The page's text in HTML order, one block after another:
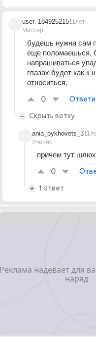
user_184925215
Мастер
11лет
будешь нужна сам
еще поломаешься,
напрашиваться
глазах будет как к
относиться.
0
Скрыть ветку
ania_bykhovets_3
Ученик
причем тут
0
1 ответ